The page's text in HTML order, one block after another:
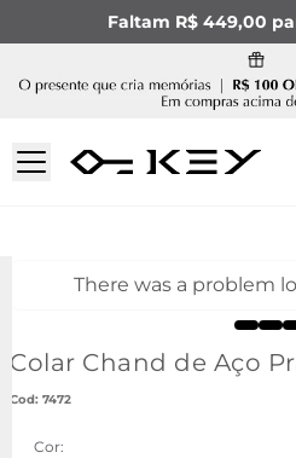
Faltam R$ 449,00
There was a problem
Colar Chand de Aço
: 7472
Cor: